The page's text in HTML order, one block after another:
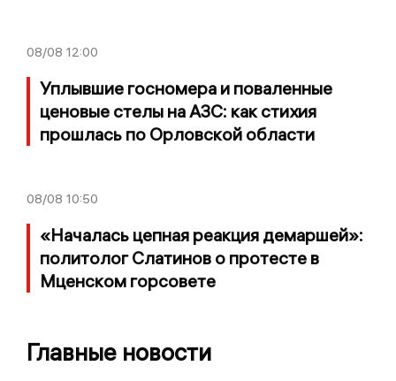
08/08 12:00
Уплывшие госномера и поваленные
ценовые стелы на АЗС: как стихия
прошлась по Орловской области
08/08 10:50
«Началась цепная реакция демаршей»:
политолог Слатинов о протесте в
Мценском горсовете
Главные новости